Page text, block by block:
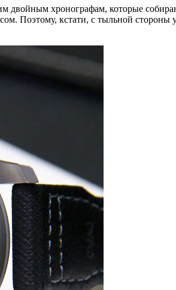
двойным хронографам, которые
Поэтому, кстати, с тыльной стороны